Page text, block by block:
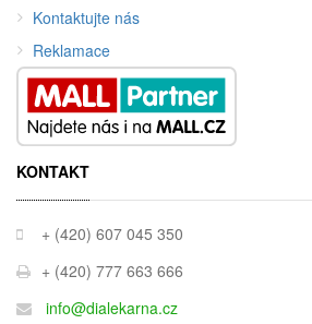
Kontaktujte nás
Reklamace
KONTAKT
+ (420) 607 045 350
+ (420) 777 663 666
info@dialekarna.cz